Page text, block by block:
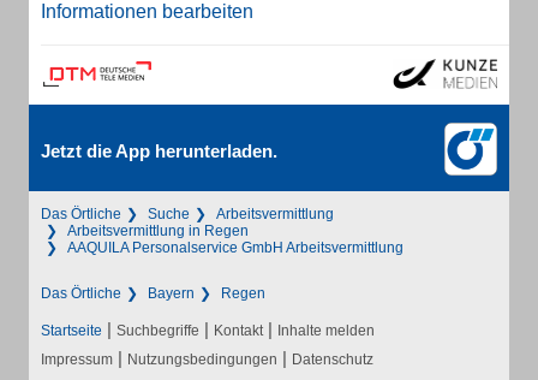
Informationen bearbeiten
Jetzt die App herunterladen.
Das Örtliche Suche
Arbeitsvermittlung
Arbeitsvermittlung in Regen
AAQUILA Personalservice GmbH Arbeitsvermittlung
Das Örtliche Bayern Regen
Startseite | Suchbegriffe | Kontakt | Inhalte melden
Impressum | Nutzungsbedingungen | Datenschutz